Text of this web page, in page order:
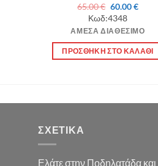
65.00€ Original
price
was:
65.00 €.
60.00€Η
είναι:
60.00
Κωδ:4348
ΆΜΕΣΑ ΔΙΑΘΈΣΙΜΟ
ΠΡΟΣΘΉΚΗ ΣΤΟ ΚΑΛΆΘΙ
ΣΧΕΤΙΚΆ
Ελάτε στην Ποδηλατάδα και